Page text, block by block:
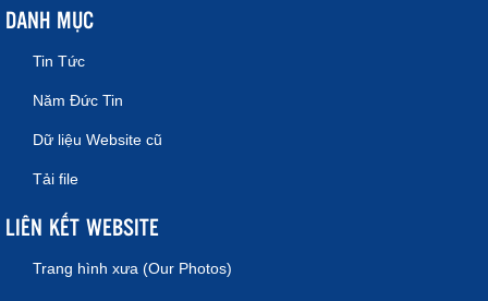
DANH MỤC
Tin Tức
Năm Đức Tin
Dữ liệu Website cũ
Tải file
LIÊN KẾT WEBSITE
Trang hình xưa (Our Photos)